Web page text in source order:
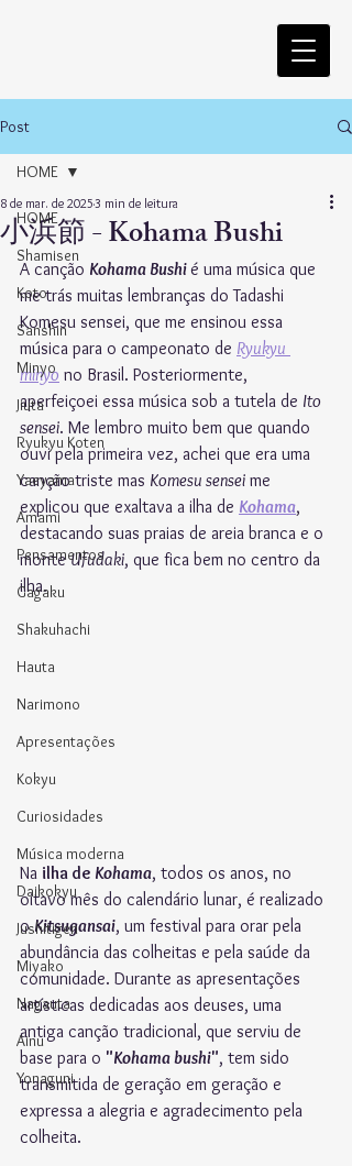
Post
HOME
Shamisen
Koto
Sanshin
Minyo
Jiuta
Ryukyu Koten
Yaeyama
Amami
Pensamentos
Gagaku
Shakuhachi
Hauta
Narimono
Apresentações
Kokyu
Curiosidades
Música moderna
Daikokyu
Jushitigen
Miyako
Nagauta
Ainu
Yonaguni
HOME
小浜節 - Kohama Bushi
8 de mar. de 20253 min de leitura
A canção Kohama Bushi é uma música que
me trás muitas lembranças do Tadashi
Komesu sensei, que me ensinou essa
música para o campeonato de Ryukyu
minyo no Brasil. Posteriormente,
aperfeiçoei essa música sob a tutela de Ito
sensei. Me lembro muito bem que quando
ouvi pela primeira vez, achei que era uma
canção triste mas Komesu sensei me
explicou que exaltava a ilha de Kohama,
destacando suas praias de areia branca e o
monte Ufudaki, que fica bem no centro da
ilha.
Na ilha de Kohama, todos os anos, no
oitavo mês do calendário lunar, é realizado
o Kitsugansai, um festival para orar pela
abundância das colheitas e pela saúde da
comunidade. Durante as apresentações
artísticas dedicadas aos deuses, uma
antiga canção tradicional, que serviu de
base para o "Kohama bushi", tem sido
transmitida de geração em geração e
expressa a alegria e agradecimento pela
colheita.